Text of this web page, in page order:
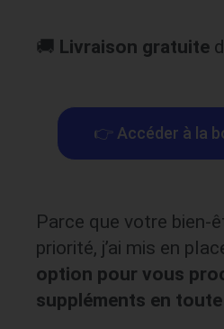
🚚 Livraison gratuite
👉 Accéder à la
Parce que votre bien-
priorité, j’ai mis en
option pour vous
suppléments en